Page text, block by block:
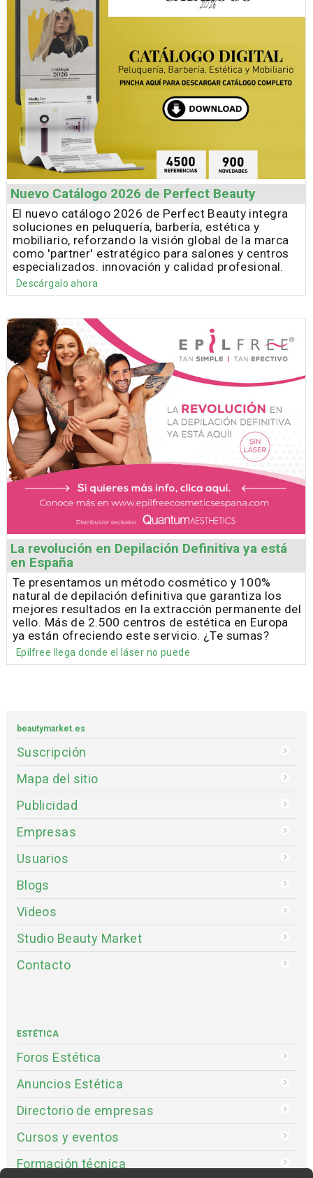
Nuevo Catálogo 2026 de Perfect Beauty
El nuevo catálogo 2026 de Perfect Beauty integra
soluciones en peluquería, barbería, estética y
mobiliario, reforzando la visión global de la marca
como 'partner' estratégico para salones y centros
especializados. innovación y calidad profesional.
Descárgalo ahora
La revolución en Depilación Definitiva ya está
en España
Te presentamos un método cosmético y 100%
natural de depilación definitiva que garantiza los
mejores resultados en la extracción permanente del
vello. Más de 2.500 centros de estética en Europa
ya están ofreciendo este servicio. ¿Te sumas?
Epilfree llega donde el láser no puede
beautymarket.es
Suscripción
Mapa del sitio
Publicidad
Empresas
Usuarios
Blogs
Videos
Studio Beauty Market
Contacto
ESTÉTICA
Foros Estética
Anuncios Estética
Directorio de empresas
Cursos y eventos
Formación técnica